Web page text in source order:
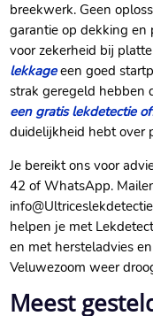
breekwerk.​ Geen
garantie op dekking en
voor zekerheid bij
lekkageeen goed
strak geregeld hebben
een gratis lekdetectie
duidelijkheid hebt over
Je bereikt ons voor
42 of WhatsApp.​
helpen je met
en met hersteladvies
Veluwezoom weer
Meest